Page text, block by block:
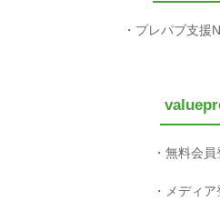
プレパブ支援
無料会員
メディ